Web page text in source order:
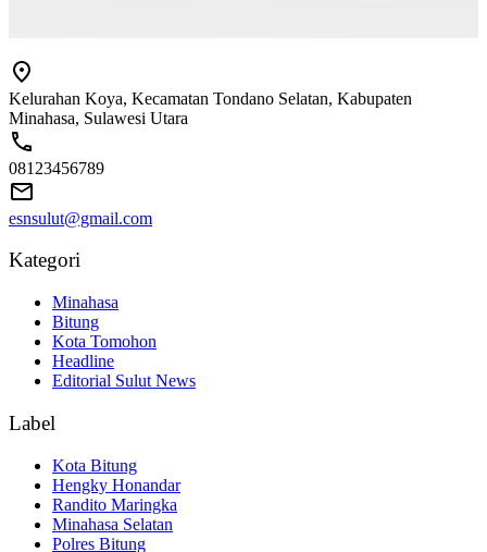
Kelurahan Koya, Kecamatan Tondano Selatan, Kabupaten
Minahasa, Sulawesi Utara
08123456789
esnsulut@gmail.com
Kategori
Minahasa
Bitung
Kota Tomohon
Headline
Editorial Sulut News
Label
Kota Bitung
Hengky Honandar
Randito Maringka
Minahasa Selatan
Polres Bitung